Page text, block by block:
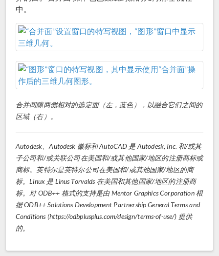
中。
合并间隙两侧相对的选定面（左，蓝色），以融合它们之间的
区域（右）。
Autodesk、Autodesk 徽标和 AutoCAD 是 Autodesk, Inc. 和/或其
子公司和/或关联公司在美国和/或其他国家/地区的注册商标或
商标。英特尔是英特尔公司在美国和/或其他国家/地区的商
标。Linux 是 Linus Torvalds 在美国和其他国家/地区的注册商
标。对 ODB++ 格式的支持是由 Mentor Graphics Corporation 根
据 ODB++ Solutions Development Partnership General Terms and
Conditions (https://odbplusplus.com/design/terms-of-use/) 提供
的。